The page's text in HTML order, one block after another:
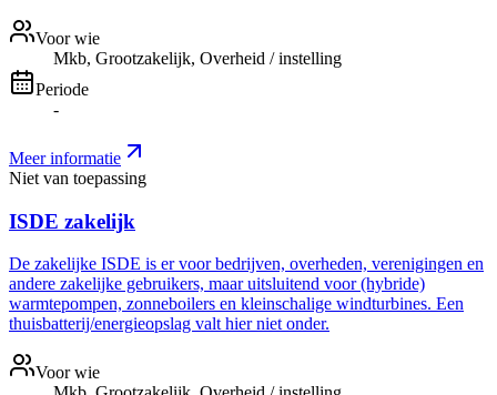
Voor wie
Mkb, Grootzakelijk, Overheid / instelling
Periode
-
Meer informatie
Niet van toepassing
ISDE zakelijk
De zakelijke ISDE is er voor bedrijven, overheden, verenigingen en
andere zakelijke gebruikers, maar uitsluitend voor (hybride)
warmtepompen, zonneboilers en kleinschalige windturbines. Een
thuisbatterij/energieopslag valt hier niet onder.
Voor wie